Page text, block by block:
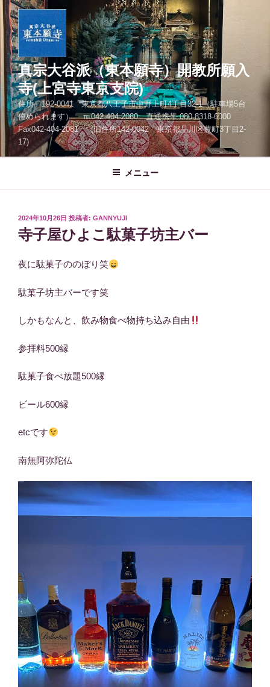
コ
ン
テ
ン
へ
ス
キ
ッ
プ
真宗大谷派（東本願寺）開教所願入
寺(上宮寺東京支院)
住所 192-0041 東京都八王子市中野上町4丁目32-1（駐車場5台
停められます） ℡042-404-2080 直通携帯 080-8318-6000
Fax042-404-2081 (旧住所142-0042 東京都品川区豊町3丁目2-
17)
メニュー
投
稿
日:
2024年10月26日 投稿者: GANNYUJI
寺子屋ひよこ駄菓子坊主バー
夜に駄菓子ののぼり笑
駄菓子坊主バーです笑
しかもなんと、飲み物食べ物持ち込み自由
参拝料500縁
駄菓子食べ放題500縁
ビール600縁
etcです
南無阿弥陀仏